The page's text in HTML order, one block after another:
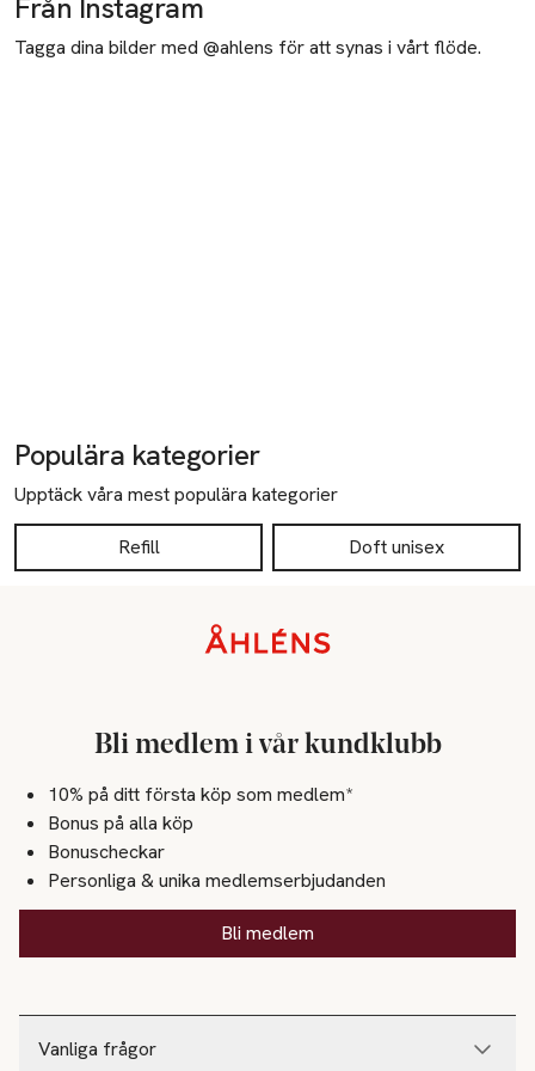
Från Instagram
Tagga dina bilder med @ahlens för att synas i vårt flöde.
Populära kategorier
Upptäck våra mest populära kategorier
Refill Doft unisex
Vanliga frågor
Bli medlem i vår kundklubb
10% på ditt första köp som medlem*
Bonus på alla köp
Bonuscheckar
Personliga & unika medlemserbjudanden
Bli medlem